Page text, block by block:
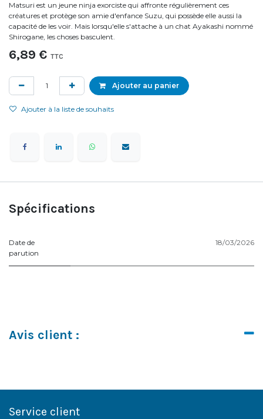
Matsuri est un jeune ninja exorciste qui affronte régulièrement ces
créatures et protège son amie d'enfance Suzu, qui possède elle aussi la
capacité de les voir. Mais lorsqu'elle s'attache à un chat Ayakashi nommé
Shirogane, les choses basculent.
6,89 € TTC
Ajouter au panier
Ajouter à la liste de souhaits
Spécifications
Date de
parution
18/03/2026
Avis client :
Service client